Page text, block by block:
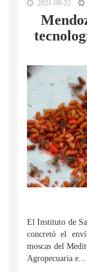
2021-09-22
El Instituto de
concretó el
moscas del
Agropecuaria e...